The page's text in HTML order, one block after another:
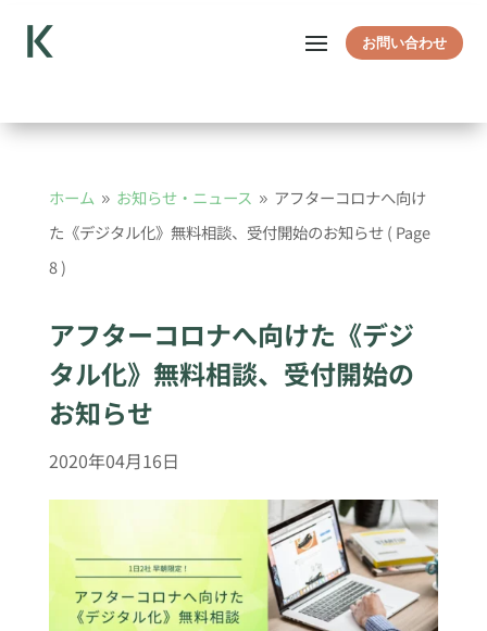
お問い合わせ
ホーム 9 お知らせ・ニュース 9 アフターコロナへ向け
た《デジタル化》無料相談、受付開始のお知らせ( Page
8 )
アフターコロナへ向けた《デジ
タル化》無料相談、受付開始の
お知らせ
2020年04月16日